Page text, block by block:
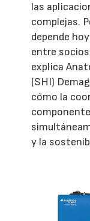
las
complejas.
depende
entre
explica
(SHI)
cómo la
y la